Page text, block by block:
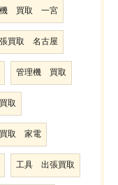
機 買取 一宮
買取 名古屋
管理機 買取
取
取 家電
工具 出張買取